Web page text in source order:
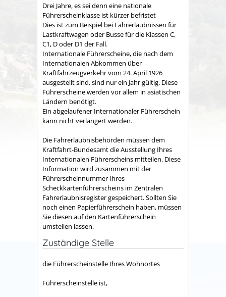
Drei Jahre, es sei denn eine nationale
Führerscheinklasse ist kürzer befristet
Dies ist zum Beispiel bei Fahrerlaubnissen für
Lastkraftwagen oder Busse für die Klassen C,
C1, D oder D1 der Fall.
Internationale Führerscheine, die nach dem
Internationalen Abkommen über
Kraftfahrzeugverkehr vom 24. April 1926
ausgestellt sind, sind nur ein Jahr gültig. Diese
Führerscheine werden vor allem in asiatischen
Ländern benötigt.
Ein abgelaufener Internationaler Führerschein
kann nicht verlängert werden.
Die Fahrerlaubnisbehörden müssen dem
Kraftfahrt-Bundesamt die Ausstellung Ihres
Internationalen Führerscheins mitteilen. Diese
Information wird zusammen mit der
Führerscheinnummer Ihres
Scheckkartenführerscheins im Zentralen
Fahrerlaubnisregister gespeichert. Sollten Sie
noch einen Papierführerschein haben, müssen
Sie diesen auf den Kartenführerschein
umstellen lassen.
Zuständige Stelle
die Führerscheinstelle Ihres Wohnortes
Führerscheinstelle ist,